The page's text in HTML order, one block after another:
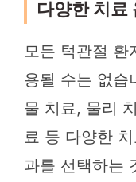
다양한 치료
모든 턱관절 환
용될 수는 없습
물 치료, 물리
료 등 다양한
과를 선택하는